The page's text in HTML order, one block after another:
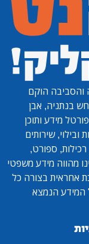
והסביבה הוקם
בנתניה, אבן
מידע ותוכן
שירותים
ספורט,
מהווה מידע משפטי
אחראית בצורה כל
המידע הנמצא